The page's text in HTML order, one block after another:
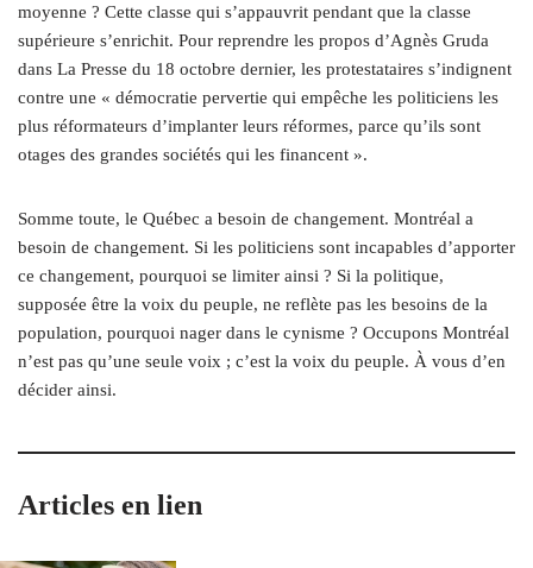
moyenne ? Cette classe qui s’appauvrit pendant que la classe
supérieure s’enrichit. Pour reprendre les propos d’Agnès Gruda
dans La Presse du 18 octobre dernier, les protestataires s’indignent
contre une « démocratie pervertie qui empêche les politiciens les
plus réformateurs d’implanter leurs réformes, parce qu’ils sont
otages des grandes sociétés qui les financent ».
Somme toute, le Québec a besoin de changement. Montréal a
besoin de changement. Si les politiciens sont incapables d’apporter
ce changement, pourquoi se limiter ainsi ? Si la politique,
supposée être la voix du peuple, ne reflète pas les besoins de la
population, pourquoi nager dans le cynisme ? Occupons Montréal
n’est pas qu’une seule voix ; c’est la voix du peuple. À vous d’en
décider ainsi.
Articles en lien